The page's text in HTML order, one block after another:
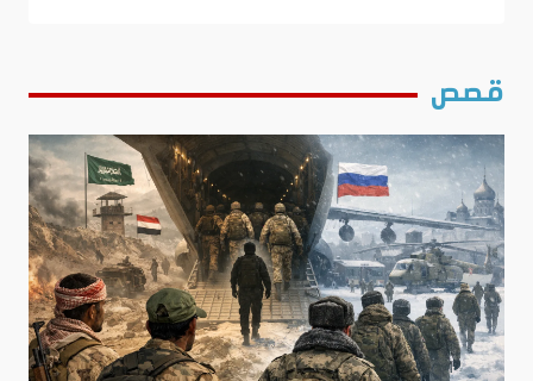
قصص